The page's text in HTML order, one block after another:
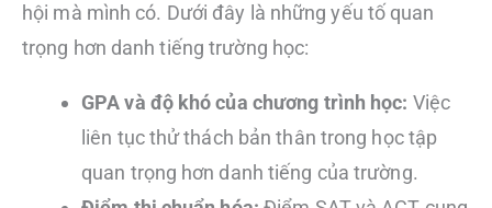
hội mà mình có. Dưới đây là những yếu tố quan
trọng hơn danh tiếng trường học:
GPA và độ khó của chương trình học: Việc
liên tục thử thách bản thân trong học tập
quan trọng hơn danh tiếng của trường.